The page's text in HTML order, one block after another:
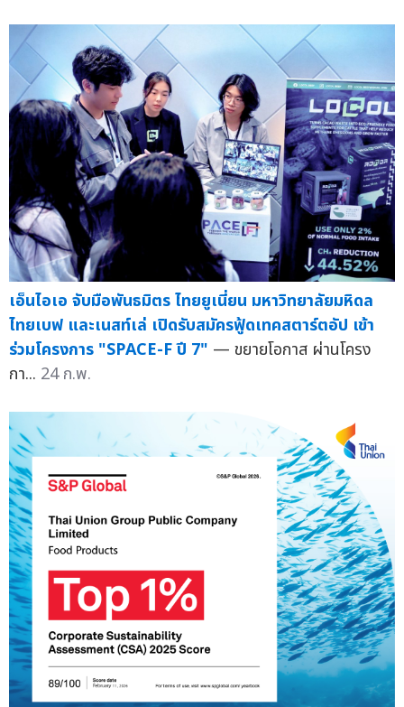
เอ็นไอเอ จับมือพันธมิตร ไทยยูเนี่ยน มหาวิทยาลัยมหิดล
ไทยเบฟ และเนสท์เล่ เปิดรับสมัครฟู้ดเทคสตาร์ตอัป เข้า
ร่วมโครงการ "SPACE-F ปี 7" — ขยายโอกาส ผ่านโครง
กา... 24 ก.พ.